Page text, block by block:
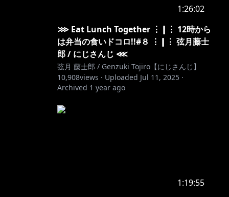
1:26:02
⋙ Eat Lunch Together ⋮❙⋮ 12時から
は弁当の食いドコロ!!#８ ⋮❙⋮ 弦月藤士
郎 / にじさんじ ⋘
弦月 藤士郎 / Genzuki Tojiro【にじさんじ】
10,908views · Uploaded Jul 11, 2025 ·
Archived 1 year ago
1:19:55